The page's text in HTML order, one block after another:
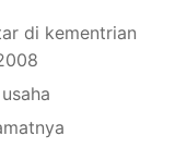
di kementrian